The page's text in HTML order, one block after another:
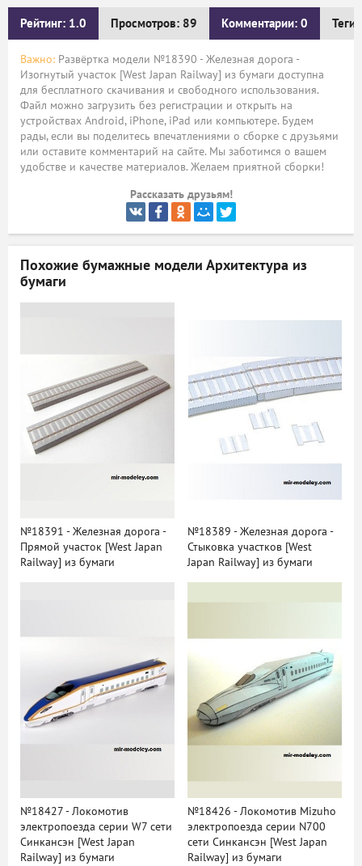
Рейтинг: 1.0 Просмотров: 89 Комментарии: 0 Теги:
Важно: Развёртка модели №18390 - Железная дорога -
Изогнутый участок [West Japan Railway] из бумаги доступна
для бесплатного скачивания и свободного использования.
Файл можно загрузить без регистрации и открыть на
устройствах Android, iPhone, iPad или компьютере. Будем
рады, если вы поделитесь впечатлениями о сборке с друзьями
или оставите комментарий на сайте. Мы заботимся о вашем
удобстве и качестве материалов. Желаем приятной сборки!
Рассказать друзьям!
Похожие бумажные модели Архитектура из
бумаги
№18391 - Железная дорога -
Прямой участок [West Japan
Railway] из бумаги
№18389 - Железная дорога -
Стыковка участков [West
Japan Railway] из бумаги
№18427 - Локомотив
электропоезда серии W7 сети
Синкансэн [West Japan
Railway] из бумаги
№18426 - Локомотив Mizuho
электропоезда серии N700
сети Синкансэн [West Japan
Railway] из бумаги